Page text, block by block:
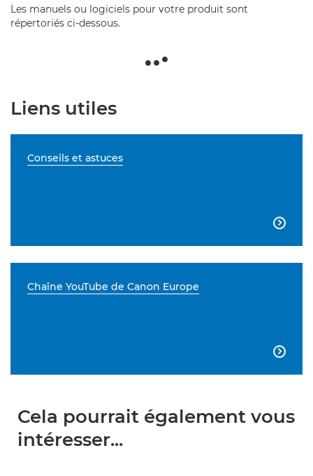
Les manuels ou logiciels pour votre produit sont
répertoriés ci-dessous.
Liens utiles
Conseils et astuces

Chaîne YouTube de Canon Europe

Cela pourrait également vous
intéresser...